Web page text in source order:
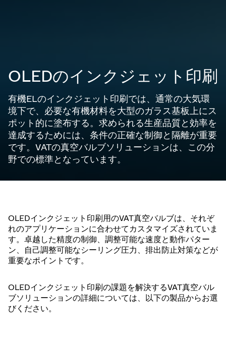
OLEDのインクジェット印刷
有機ELのインクジェット印刷では、通常の大気環
境下で、必要な有機材料を大型のガラス基板上にス
ポット的に塗布する。求められる生産品質と効率を
達成するためには、条件の正確な制御と隔離が重要
です。VATの真空バルブソリューションは、この分
野での標準となっています。
OLEDインクジェット印刷用のVAT真空バルブは、それぞ
れのアプリケーションに合わせてカスタマイズされていま
す。卓越した精度の制御、調整可能な速度と動作パター
ン、自己調整可能なシーリング圧力、排出防止対策などが
重要なポイントです。
OLEDインクジェット印刷の課題を解決するVAT真空バル
ブソリューションの詳細については、以下の製品からお選
びください。